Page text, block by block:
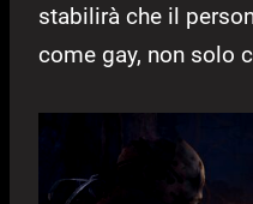
stabilirà che il
come gay, non solo